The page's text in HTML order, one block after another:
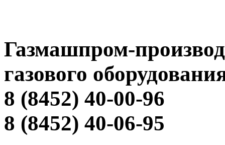
Газмашпром-
газового
8 (8452) 40-00-96
8 (8452) 40-06-95